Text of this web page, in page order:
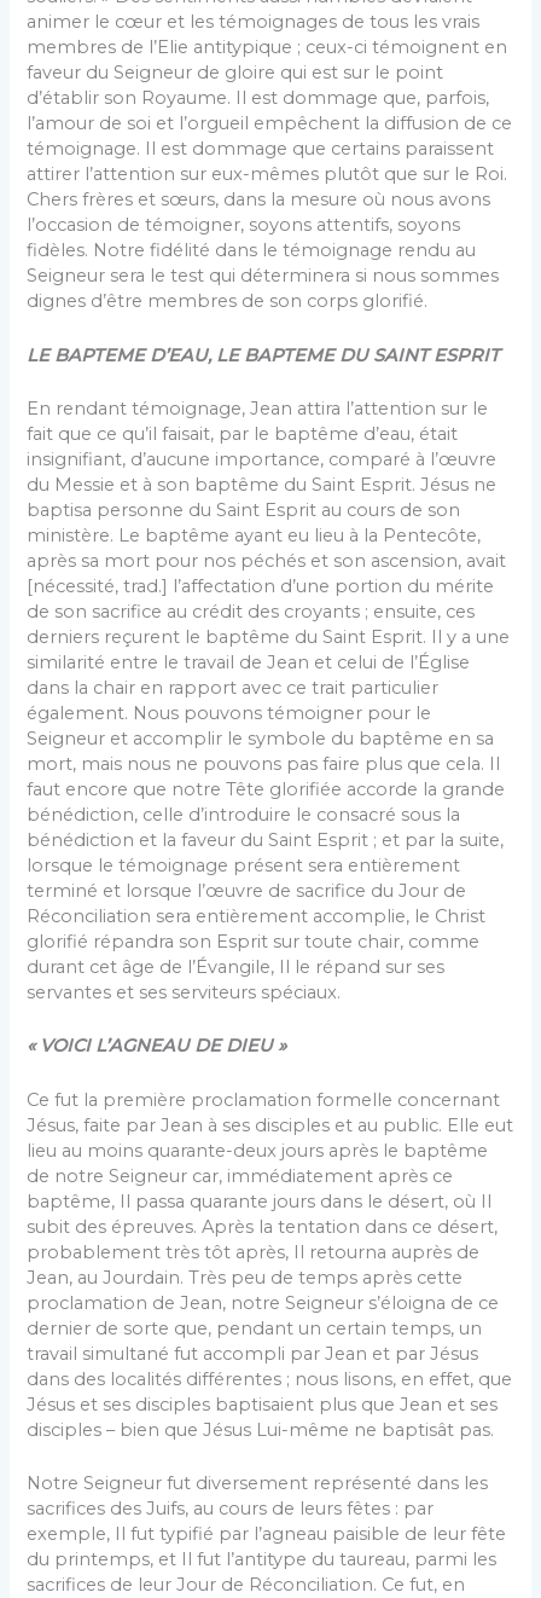
animer le cœur et les témoignages de tous les vrais
membres de l’Elie antitypique ; ceux-ci témoignent en
faveur du Seigneur de gloire qui est sur le point
d’établir son Royaume. Il est dommage que, parfois,
l’amour de soi et l’orgueil empêchent la diffusion de ce
témoignage. Il est dommage que certains paraissent
attirer l’attention sur eux-mêmes plutôt que sur le Roi.
Chers frères et sœurs, dans la mesure où nous avons
l’occasion de témoigner, soyons attentifs, soyons
fidèles. Notre fidélité dans le témoignage rendu au
Seigneur sera le test qui déterminera si nous sommes
dignes d’être membres de son corps glorifié.
LE BAPTEME D’EAU, LE BAPTEME DU SAINT ESPRIT
En rendant témoignage, Jean attira l’attention sur le
fait que ce qu’il faisait, par le baptême d’eau, était
insignifiant, d’aucune importance, comparé à l’œuvre
du Messie et à son baptême du Saint Esprit. Jésus ne
baptisa personne du Saint Esprit au cours de son
ministère. Le baptême ayant eu lieu à la Pentecôte,
après sa mort pour nos péchés et son ascension, avait
[nécessité, trad.] l’affectation d’une portion du mérite
de son sacrifice au crédit des croyants ; ensuite, ces
derniers reçurent le baptême du Saint Esprit. Il y a une
similarité entre le travail de Jean et celui de l’Église
dans la chair en rapport avec ce trait particulier
également. Nous pouvons témoigner pour le
Seigneur et accomplir le symbole du baptême en sa
mort, mais nous ne pouvons pas faire plus que cela. Il
faut encore que notre Tête glorifiée accorde la grande
bénédiction, celle d’introduire le consacré sous la
bénédiction et la faveur du Saint Esprit ; et par la suite,
lorsque le témoignage présent sera entièrement
terminé et lorsque l’œuvre de sacrifice du Jour de
Réconciliation sera entièrement accomplie, le Christ
glorifié répandra son Esprit sur toute chair, comme
durant cet âge de l’Évangile, Il le répand sur ses
servantes et ses serviteurs spéciaux.
« VOICI L’AGNEAU DE DIEU »
Ce fut la première proclamation formelle concernant
Jésus, faite par Jean à ses disciples et au public. Elle eut
lieu au moins quarante-deux jours après le baptême
de notre Seigneur car, immédiatement après ce
baptême, Il passa quarante jours dans le désert, où Il
subit des épreuves. Après la tentation dans ce désert,
probablement très tôt après, Il retourna auprès de
Jean, au Jourdain. Très peu de temps après cette
proclamation de Jean, notre Seigneur s’éloigna de ce
dernier de sorte que, pendant un certain temps, un
travail simultané fut accompli par Jean et par Jésus
dans des localités différentes ; nous lisons, en effet, que
Jésus et ses disciples baptisaient plus que Jean et ses
disciples – bien que Jésus Lui-même ne baptisât pas.
Notre Seigneur fut diversement représenté dans les
sacrifices des Juifs, au cours de leurs fêtes : par
exemple, Il fut typifié par l’agneau paisible de leur fête
du printemps, et Il fut l’antitype du taureau, parmi les
sacrifices de leur Jour de Réconciliation. Ce fut, en